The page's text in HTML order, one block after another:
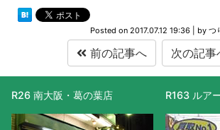
Posted on 2017.07.12 19:36 by つ
前の記事へ 次の記事
R26 南大阪・葛の葉店 R163 ルア